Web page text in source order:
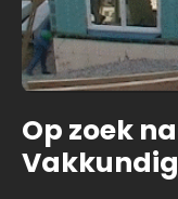
Op zoek